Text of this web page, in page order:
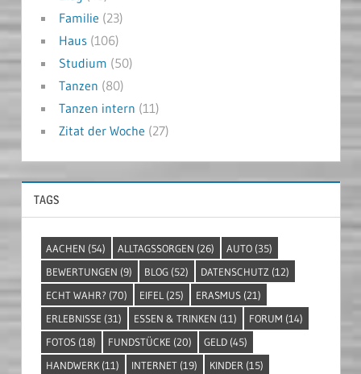
Familie (23)
Haus(106)
Studium (50)
Tanzen (80)
Tanzen intern (11)
Zitat der Woche (27)
TAGS
AACHEN (54) ALLTAGSSORGEN (26) AUTO (35)
BEWERTUNGEN (9) BLOG (52) DATENSCHUTZ (12)
ECHT WAHR? (70) EIFEL (25) ERASMUS (21)
ERLEBNISSE (31) ESSEN & TRINKEN (11) FORUM (14)
FOTOS (18) FUNDSTÜCKE (20) GELD (45)
HANDWERK (11) INTERNET (19) KINDER (15)